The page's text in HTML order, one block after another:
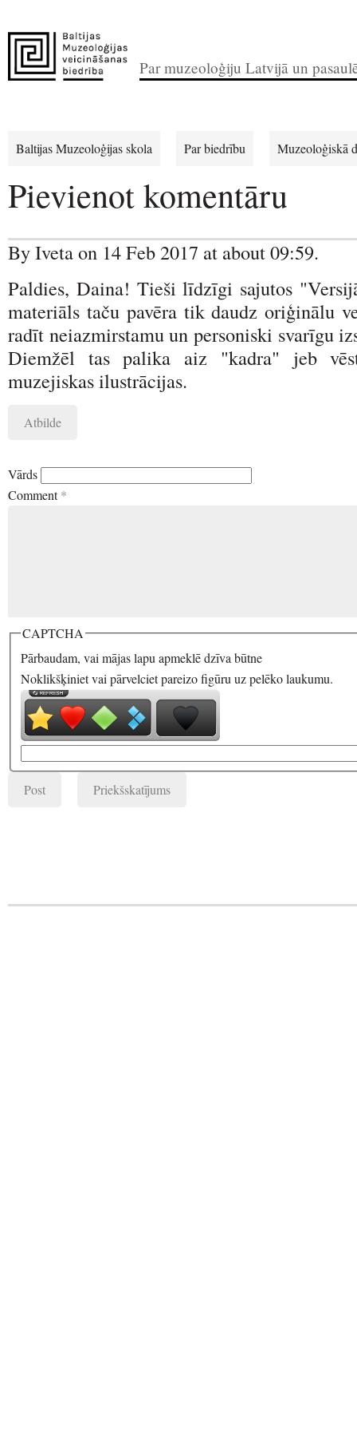
Par muzeoloģiju Latvijā un
Baltijas Muzeoloģijas skola Par biedrību Muzeoloģiskā
Pievienot komentāru
By Iveta on 14 Feb 2017 at about 09:59.
Paldies, Daina! Tieši līdzīgi sajutos
materiāls taču pavēra tik daudz oriģinālu
radīt neiazmirstamu un personiski svarīgu
Diemžēl tas palika aiz "kadra" jeb
muzejiskas ilustrācijas.
Atbilde
Vārds
Comment*
CAPTCHA
Pārbaudam, vai mājas lapu apmeklē dzīva būtne
Noklikšķiniet vai pārvelciet pareizo figūru uz pelēko laukumu.